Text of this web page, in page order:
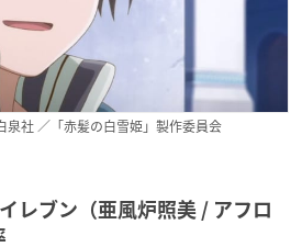
社 ／「赤髪の白雪姫」製作委員会
レブン（亜風炉照美 / アフロ